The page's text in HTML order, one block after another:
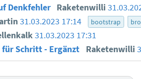
Denkfehler Raketenwilli
31.03.2023 17:14 bootstrap
31.03.2023 17:31
Schritt - Ergänzt Raketenwilli